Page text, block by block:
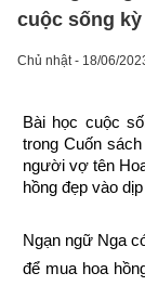
cuộc sống kỳ
Chủ nhật - 18/06/
Bài học cuộc
trong Cuốn
người vợ tên
hồng đẹp vào
Ngạn ngữ Nga
để mua hoa